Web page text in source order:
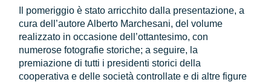
Il pomeriggio è stato arricchito dalla presentazione, a
cura dell’autore Alberto Marchesani, del volume
realizzato in occasione dell’ottantesimo, con
numerose fotografie storiche; a seguire, la
premiazione di tutti i presidenti storici della
cooperativa e delle società controllate e di altre figure